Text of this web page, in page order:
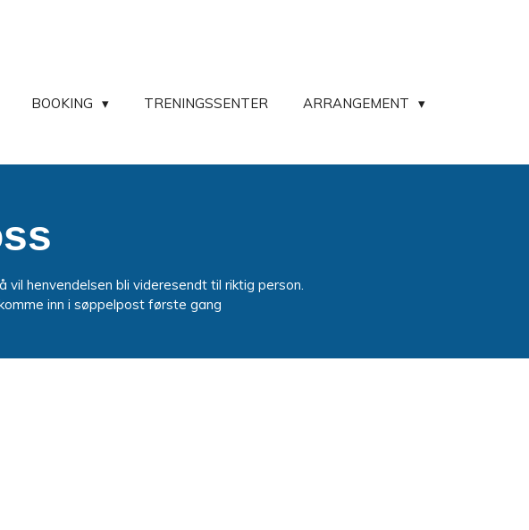
BOOKING TRENINGSSENTER
ARRANGEMENT
henvendelsen bli videresendt til riktig person.
inn i søppelpost første gang